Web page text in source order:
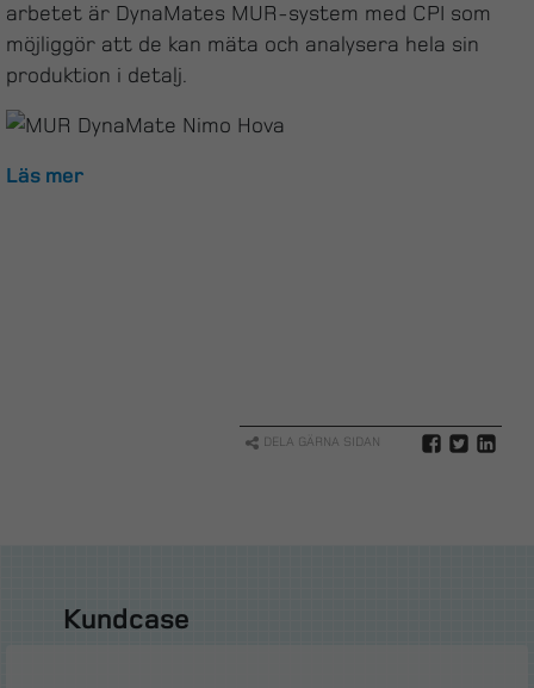
arbetet är DynaMates MUR-system med CPI som
möjliggör att de kan mäta och analysera hela sin
produktion i detalj.
Läs mer
DELA GÄRNA SIDAN
Kundcase